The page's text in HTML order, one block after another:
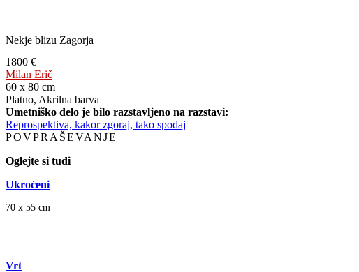
Nekje blizu Zagorja
1800 €
Milan Erič
60 x 80 cm
Platno, Akrilna barva
Umetniško delo je bilo razstavljeno na razstavi:
Reprospektiva, kakor zgoraj, tako spodaj
POVPRAŠEVANJE
Oglejte si tudi
Ukroćeni
70 x 55 cm
Vrt